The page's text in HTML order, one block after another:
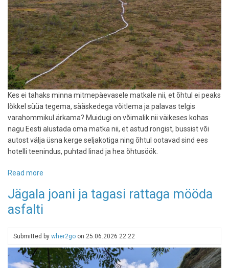
Kes ei tahaks minna mitmepäevasele matkale nii, et õhtul ei peaks
lõkkel süüa tegema, sääskedega võitlema ja palavas telgis
varahommikul ärkama? Muidugi on võimalik nii väikeses kohas
nagu Eesti alustada oma matka nii, et astud rongist, bussist või
autost välja üsna kerge seljakotiga ning õhtul ootavad sind ees
hotelli teenindus, puhtad linad ja hea õhtusöök.
Read more
tsivilisatsiooni
matka,
mis
lõppevad
Jägala joani ja tagasi rattaga mööda
asfalti
Submitted by wher2go on 25.06.2026 22:22